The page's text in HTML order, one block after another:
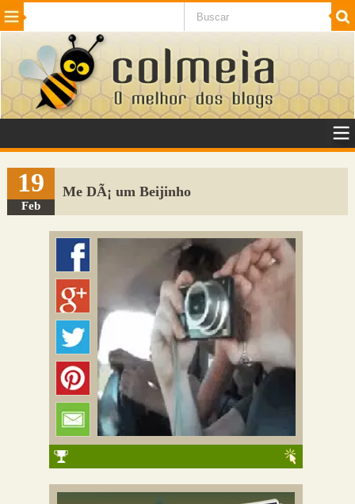
Beleza Cinema e TV
Internet Jogos NotÃ­cias SaÃºde
VeÃ­culos Adulto
Sugerir Link
Adicionar Blog
Colmeia Exchange
19
Feb
Me DÃ¡ um Beijinho